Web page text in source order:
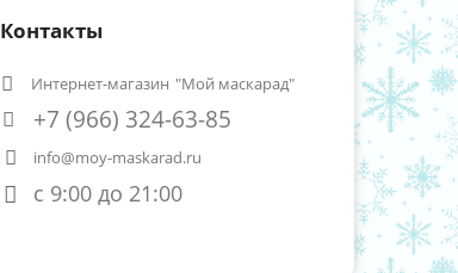
Контакты
Интернет-магазин "Мой маскарад"
+7 (966) 324-63-85
info@moy-maskarad.ru
с 9:00 до 21:00